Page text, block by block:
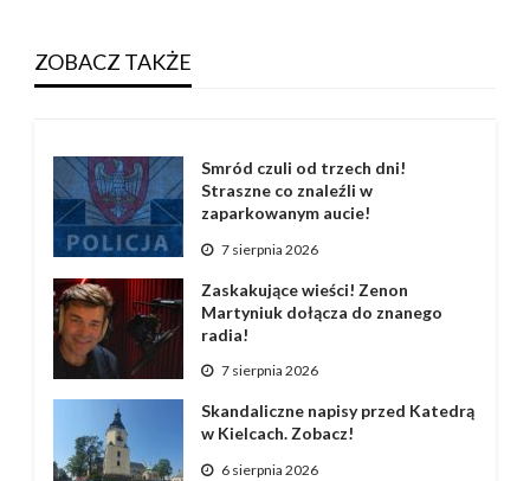
ZOBACZ TAKŻE
Smród czuli od trzech dni!
Straszne co znaleźli w
zaparkowanym aucie!
7 sierpnia 2026
Zaskakujące wieści! Zenon
Martyniuk dołącza do znanego
radia!
7 sierpnia 2026
Skandaliczne napisy przed Katedrą
w Kielcach. Zobacz!
6 sierpnia 2026